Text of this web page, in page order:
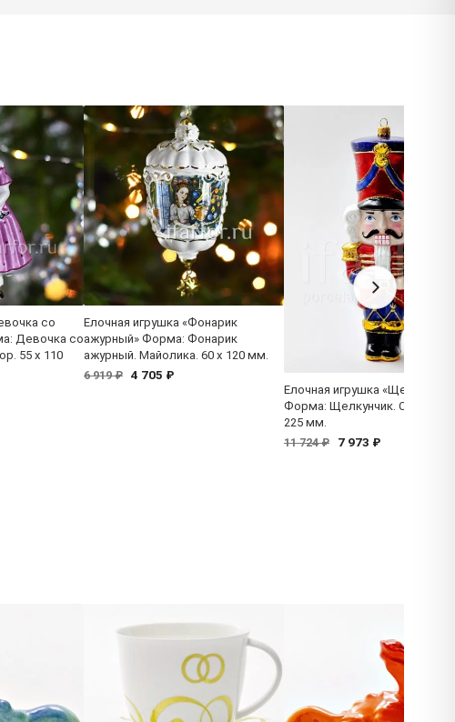
со
Девочка со
55 x 110
Елочная игрушка «Фонарик
ажурный» Форма: Фонарик
ажурный. Майолика. 60 x 120 мм.
6 919 ₽ 4 705 ₽
Елочная игрушка
Форма: Щелкунчик. Стекло.
225 мм.
11 724 ₽
7 973 ₽